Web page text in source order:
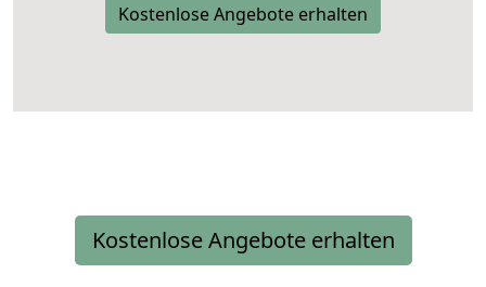
Kostenlose Angebote erhalten
Kostenlose Angebote erhalten